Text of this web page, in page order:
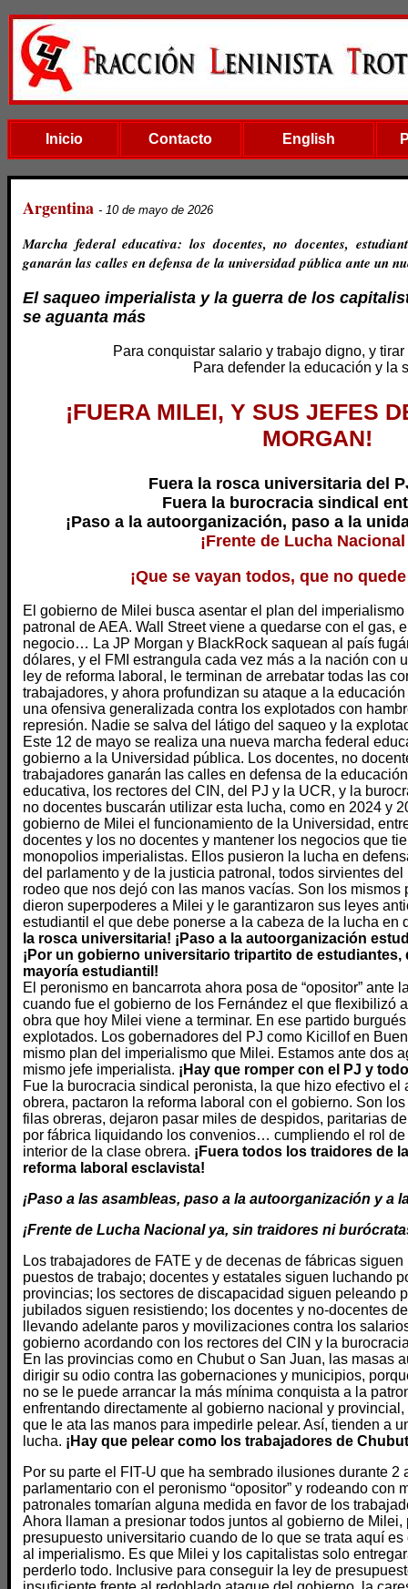
Inicio Contacto English
Argentina - 10 de mayo de 2026
Marcha federal educativa: los docentes, no docentes,
ganarán las calles en defensa de la universidad pública ante un
El saqueo imperialista y la guerra de los
se aguanta más
Para conquistar salario y trabajo digno, y
Para defender la educación y la
¡FUERA MILEI, Y SUS JEFES
MORGAN!
Fuera la rosca universitaria del
Fuera la burocracia sindical
¡Paso a la autoorganización, paso a la
¡Frente de Lucha
¡Que se vayan todos, que no
El gobierno de Milei busca asentar el plan del
patronal de AEA. Wall Street viene a quedarse con el gas,
negocio… La JP Morgan y BlackRock saquean al país
dólares, y el FMI estrangula cada vez más a la nación con
ley de reforma laboral, le terminan de arrebatar todas las
trabajadores, y ahora profundizan su ataque a la
una ofensiva generalizada contra los explotados con
represión. Nadie se salva del látigo del saqueo y la
Este 12 de mayo se realiza una nueva marcha federal
gobierno a la Universidad pública. Los docentes, no
trabajadores ganarán las calles en defensa de la
educativa, los rectores del CIN, del PJ y la UCR, y la
no docentes buscarán utilizar esta lucha, como en 2024 y
gobierno de Milei el funcionamiento de la Universidad,
docentes y los no docentes y mantener los negocios que
monopolios imperialistas. Ellos pusieron la lucha en
del parlamento y de la justicia patronal, todos sirvientes
rodeo que nos dejó con las manos vacías. Son los mismos
dieron superpoderes a Milei y le garantizaron sus leyes
estudiantil el que debe ponerse a la cabeza de la lucha en
la rosca universitaria! ¡Paso a la autoorganización
¡Por un gobierno universitario tripartito de
mayoría estudiantil!
El peronismo en bancarrota ahora posa de “opositor” ante
cuando fue el gobierno de los Fernández el que flexibilizó
obra que hoy Milei viene a terminar. En ese partido
explotados. Los gobernadores del PJ como Kicillof en
mismo plan del imperialismo que Milei. Estamos ante dos
mismo jefe imperialista. ¡Hay que romper con el PJ y
Fue la burocracia sindical peronista, la que hizo efectivo
obrera, pactaron la reforma laboral con el gobierno. Son
filas obreras, dejaron pasar miles de despidos, paritarias
por fábrica liquidando los convenios… cumpliendo el rol
interior de la clase obrera. ¡Fuera todos los traidores de
reforma laboral esclavista!
¡Paso a las asambleas, paso a la autoorganización y a
¡Frente de Lucha Nacional ya, sin traidores ni
Los trabajadores de FATE y de decenas de fábricas
puestos de trabajo; docentes y estatales siguen luchando
provincias; los sectores de discapacidad siguen peleando
jubilados siguen resistiendo; los docentes y no-docentes
llevando adelante paros y movilizaciones contra los
gobierno acordando con los rectores del CIN y la
En las provincias como en Chubut o San Juan, las masas
dirigir su odio contra las gobernaciones y municipios,
no se le puede arrancar la más mínima conquista a la
enfrentando directamente al gobierno nacional y
que le ata las manos para impedirle pelear. Así, tienden a
lucha. ¡Hay que pelear como los trabajadores de
Por su parte el FIT-U que ha sembrado ilusiones durante 2
parlamentario con el peronismo “opositor” y rodeando con
patronales tomarían alguna medida en favor de los
Ahora llaman a presionar todos juntos al gobierno de
presupuesto universitario cuando de lo que se trata aquí
al imperialismo. Es que Milei y los capitalistas solo
perderlo todo. Inclusive para conseguir la ley de